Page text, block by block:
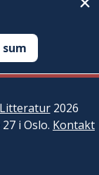
2026
i Oslo. Kontakt